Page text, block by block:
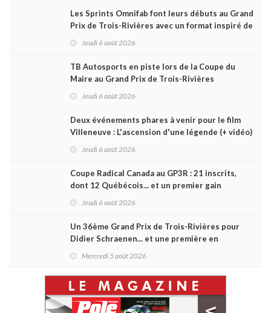
Les Sprints Omnifab font leurs débuts au Grand
Prix de Trois-Rivières avec un format inspiré de
Jeudi 6 août 2026
TB Autosports en piste lors de la Coupe du
Maire au Grand Prix de Trois-Rivières
Jeudi 6 août 2026
Deux événements phares à venir pour le film
Villeneuve : L'ascension d'une légende (+ vidéo)
Jeudi 6 août 2026
Coupe Radical Canada au GP3R : 21 inscrits,
dont 12 Québécois... et un premier gain
Jeudi 6 août 2026
Un 36ème Grand Prix de Trois-Rivières pour
Didier Schraenen... et une première en
Mercredi 5 août 2026